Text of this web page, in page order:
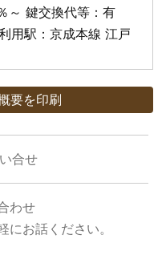
～ 鍵交換代等：有
用駅：京成本線 江戸
要を印刷
合せ
わせ
お話ください。